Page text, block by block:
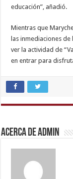
educación”, añadió.
Mientras que
las inmediaciones de
ver la actividad de
en entrar para
kannada
sex,
rajasthani
indian
porn
Acerca de admin